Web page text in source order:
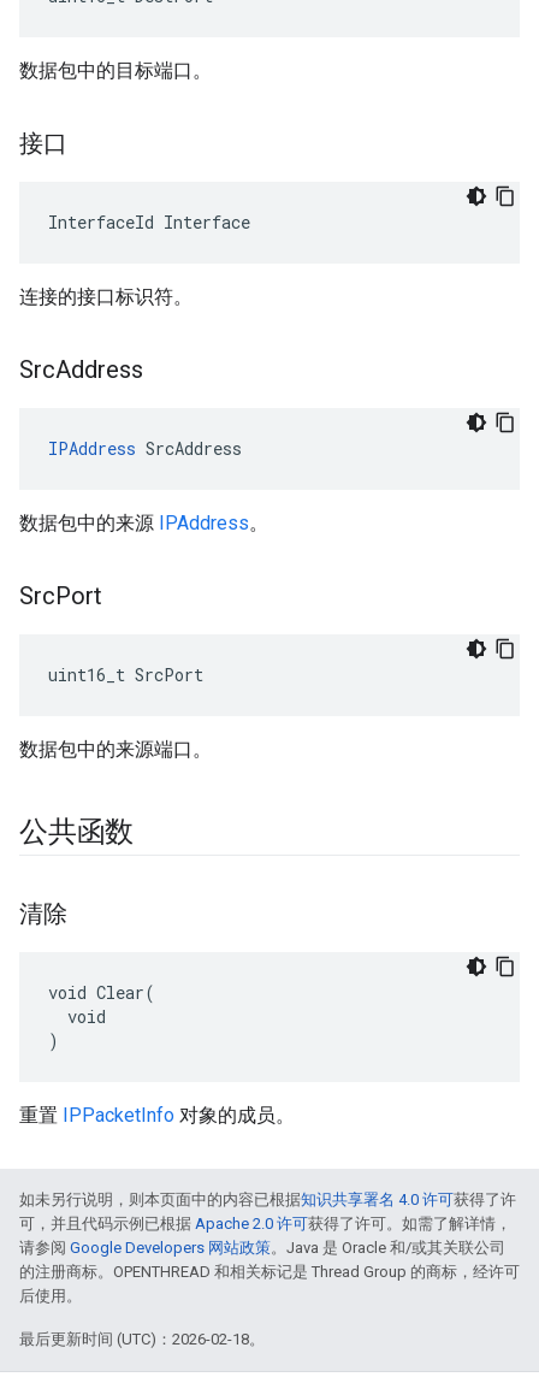
数据包中的目标端口。
接口
InterfaceId Interface
连接的接口标识符。
SrcAddress
IPAddress SrcAddress
数据包中的来源 IPAddress。
SrcPort
uint16_t SrcPort
数据包中的来源端口。
公共函数
清除
void Clear(
  void
)
重置 IPPacketInfo 对象的成员。
如未另行说明，则本页面中的内容已根据知识共享署名 4.0 许可获得了许
可，并且代码示例已根据 Apache 2.0 许可获得了许可。如需了解详情，
请参阅 Google Developers 网站政策。Java 是 Oracle 和/或其关联公司
的注册商标。OPENTHREAD 和相关标记是 Thread Group 的商标，经许可
后使用。
最后更新时间 (UTC)：2026-02-18。